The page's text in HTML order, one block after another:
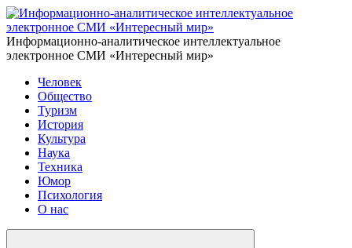
Информационно-аналитическое интеллектуальное
электронное СМИ «Интересный мир»
Человек
Общество
Туризм
История
Культура
Наука
Техника
Юмор
Психология
О нас